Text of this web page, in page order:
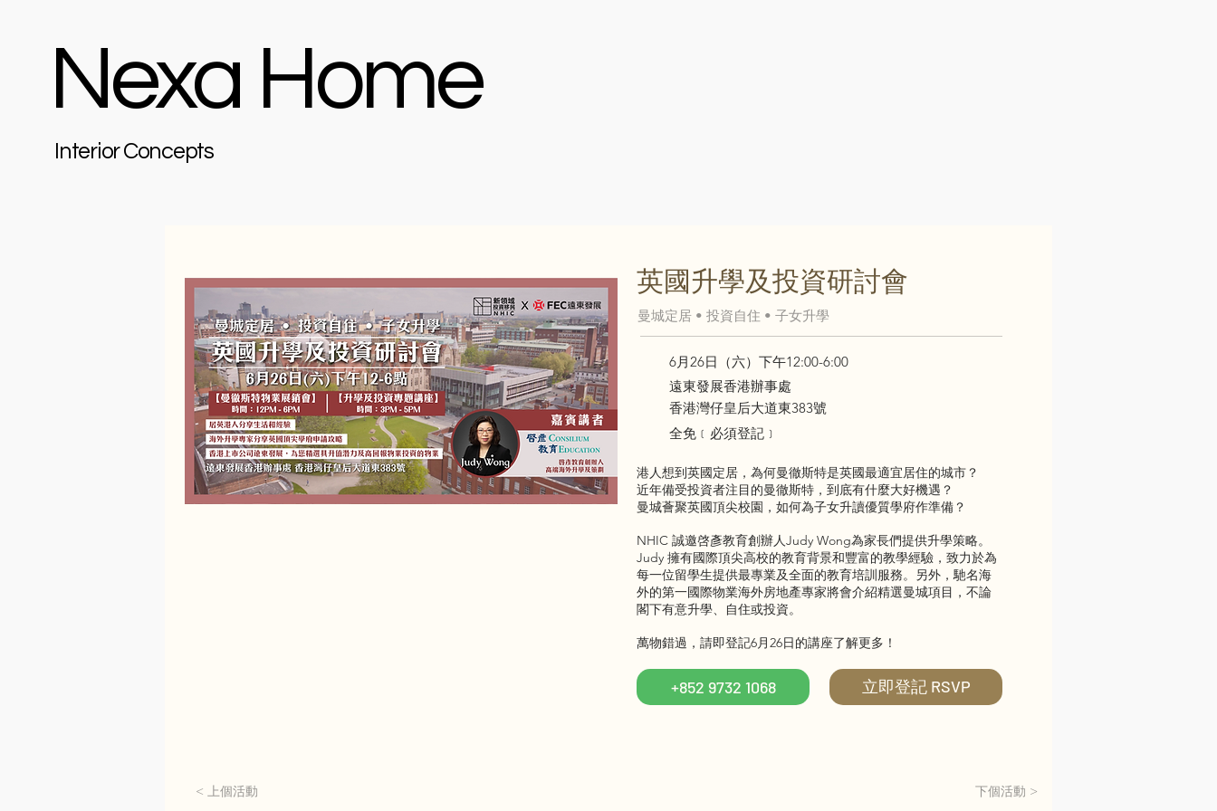
Nexa Home
Interior Concepts
英國升學及投資研討會
曼城定居 • 投資自住 • 子女升學
6月26日（六）下午12:00-6:00
遠東發展香港辦事處
香港灣仔皇后大道東383號
全免﹝必須登記﹞
港人想到英國定居，為何曼徹斯特是英國最適宜居住的城市？
近年備受投資者注目的曼徹斯特，到底有什麼大好機遇？
曼城薈聚英國頂尖校園，如何為子女升讀優質學府作準備？
NHIC 誠邀啓彥教育創辦人Judy Wong為家長們提供升學策略。
Judy 擁有國際頂尖高校的教育背景和豐富的教學經驗，致力於為
每一位留學生提供最專業及全面的教育培訓服務。另外，馳名海
外的第一國際物業海外房地產專家將會介紹精選曼城項目，不論
閣下有意升學、自住或投資。
萬物錯過，請即登記6月26日的講座了解更多！
+852 9732 1068 立即登記 RSVP
< 上個活動 下個活動 >